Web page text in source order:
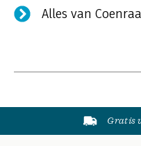
Alles van
Gratis